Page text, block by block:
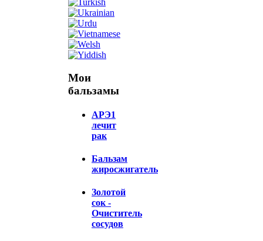
Мои
бальзамы
АРЭ1
лечит
рак
Бальзам
жиросжигатель
Золотой
сок -
Очиститель
сосудов